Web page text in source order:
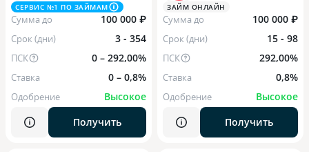
СЕРВИС №1 ПО ЗАЙМАМ
Сумма до 100 000 ₽
Срок (дни) 3 - 354
ПСК 0 – 292,00%
Ставка 0 – 0,8%
Одобрение
Высокое
Получить
ЗАЙМ ОНЛАЙН
Сумма до 100 000 ₽
Срок (дни) 15 - 98
ПСК 292,00%
Ставка 0,8%
Одобрение
Высокое
Получить